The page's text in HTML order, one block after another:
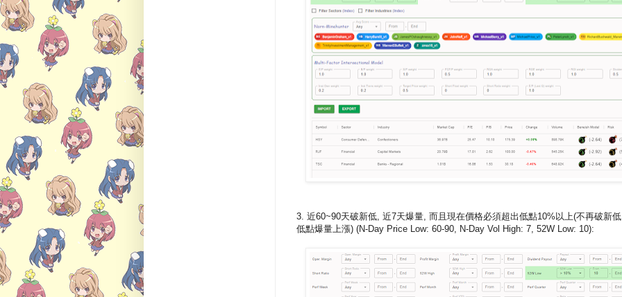
3. 近60~90天破新低, 近7天爆量, 而且現在價格必須超出低點10%以上(不再破新
低點爆量上漲) (N-Day Price Low: 60-90, N-Day Vol High: 7, 52W Low: 10):